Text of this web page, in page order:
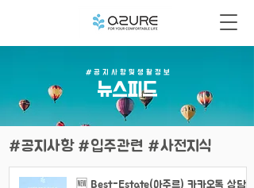
# 공 지 사 항 및 생 활 정 보
​뉴스피드
#공지사항 #입주관련 #사전지식
🆕 Best-Estate(아주르) 카카오톡 상담